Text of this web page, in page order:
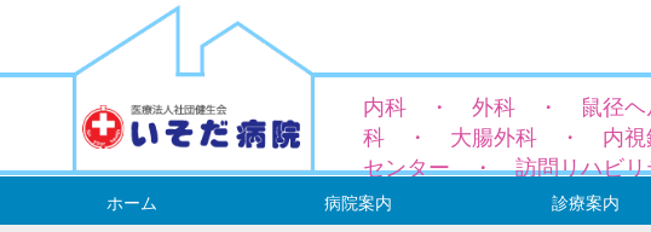
内科 ・ 外科 ・ 鼠径ヘ
科 ・ 大腸外科 ・ 内視
センター ・ 訪問リハビリ
ホーム 病院案内 診療案内